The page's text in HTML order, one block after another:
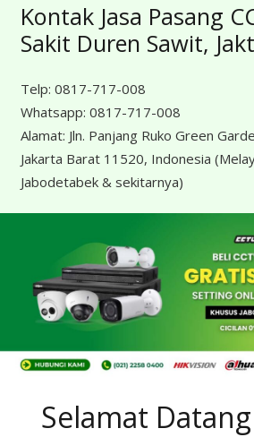
Kontak Jasa Pasang
Sakit Duren Sawit,
Telp: 0817-717-008
Whatsapp: 0817-717-008
Alamat: Jln. Panjang Ruko Green
Jakarta Barat 11520, Indonesia
Jabodetabek & sekitarnya)
Selamat